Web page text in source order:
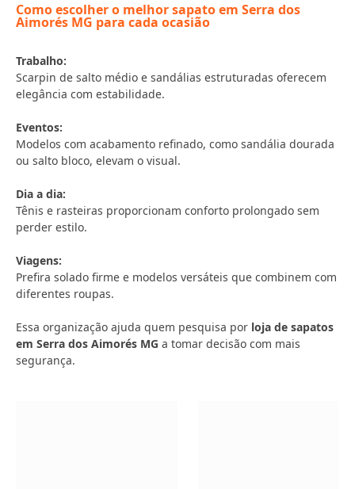
Como escolher o melhor sapato em Serra dos
Aimorés MG para cada ocasião
Trabalho:
Scarpin de salto médio e sandálias estruturadas oferecem
elegância com estabilidade.
Eventos:
Modelos com acabamento refinado, como sandália dourada
ou salto bloco, elevam o visual.
Dia a dia:
Tênis e rasteiras proporcionam conforto prolongado sem
perder estilo.
Viagens:
Prefira solado firme e modelos versáteis que combinem com
diferentes roupas.
Essa organização ajuda quem pesquisa por loja de sapatos
em Serra dos Aimorés MG a tomar decisão com mais
segurança.